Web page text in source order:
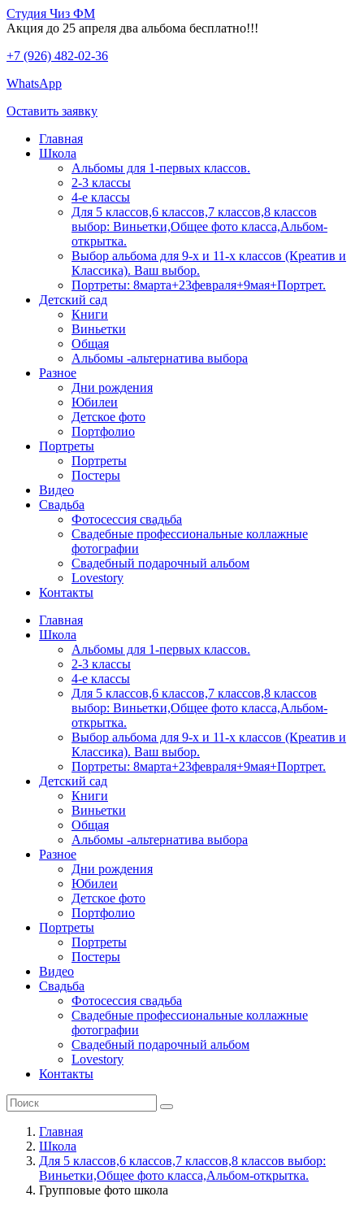
Студия Чиз ФМ
Акция до 25 апреля два альбома бесплатно!!!
+7 (926) 482-02-36
WhatsApp
Оставить заявку
Главная
Школа
Альбомы для 1-первых классов.
2-3 классы
4-е классы
Для 5 классов,6 классов,7 классов,8 классов
выбор: Виньетки,Общее фото класса,Альбом-
открытка.
Выбор альбома для 9-х и 11-х классов (Креатив и
Классика). Ваш выбор.
Портреты: 8марта+23февраля+9мая+Портрет.
Детский сад
Книги
Виньетки
Общая
Альбомы -альтернатива выбора
Разное
Дни рождения
Юбилеи
Детское фото
Портфолио
Портреты
Портреты
Постеры
Видео
Свадьба
Фотосессия свадьба
Свадебные профессиональные коллажные
фотографии
Свадебный подарочный альбом
Lovestory
Контакты
Главная
Школа
Альбомы для 1-первых классов.
2-3 классы
4-е классы
Для 5 классов,6 классов,7 классов,8 классов
выбор: Виньетки,Общее фото класса,Альбом-
открытка.
Выбор альбома для 9-х и 11-х классов (Креатив и
Классика). Ваш выбор.
Портреты: 8марта+23февраля+9мая+Портрет.
Детский сад
Книги
Виньетки
Общая
Альбомы -альтернатива выбора
Разное
Дни рождения
Юбилеи
Детское фото
Портфолио
Портреты
Портреты
Постеры
Видео
Свадьба
Фотосессия свадьба
Свадебные профессиональные коллажные
фотографии
Свадебный подарочный альбом
Lovestory
Контакты
Главная
Школа
Для 5 классов,6 классов,7 классов,8 классов выбор:
Виньетки,Общее фото класса,Альбом-открытка.
Групповые фото школа